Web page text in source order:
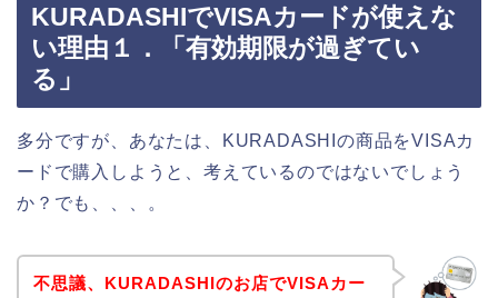
KURADASHIでVISAカードが使えな
い理由１．「有効期限が過ぎてい
る」
多分ですが、あなたは、KURADASHIの商品をVISAカ
ードで購入しようと、考えているのではないでしょう
か？でも、、、。
不思議、KURADASHIのお店でVISAカー